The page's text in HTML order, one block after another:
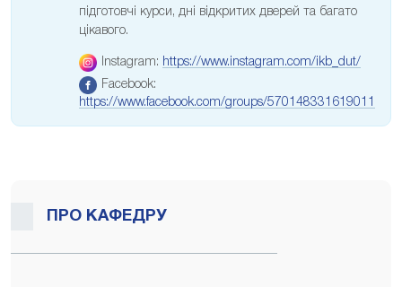
підготовчі курси, дні відкритих дверей та багато
цікавого.
Instagram: https://www.instagram.com/ikb_dut/
Facebook:
https://www.facebook.com/groups/570148331619011
ПРО КАФЕДРУ